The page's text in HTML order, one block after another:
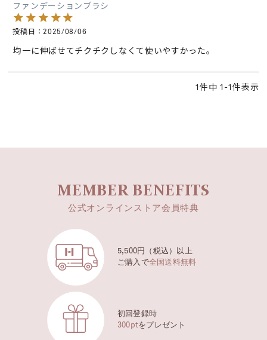
ファンデーションブラシ
投稿日 2025/08/06
均一に伸ばせてチクチクしなくて使いやすかった。
1件中 1-1件表示
MEMBER BENEFITS
公式オンラインストア会員特典
5,500円（税込）以上
ご購入で全国送料無料
初回登録時
300ptをプレゼント